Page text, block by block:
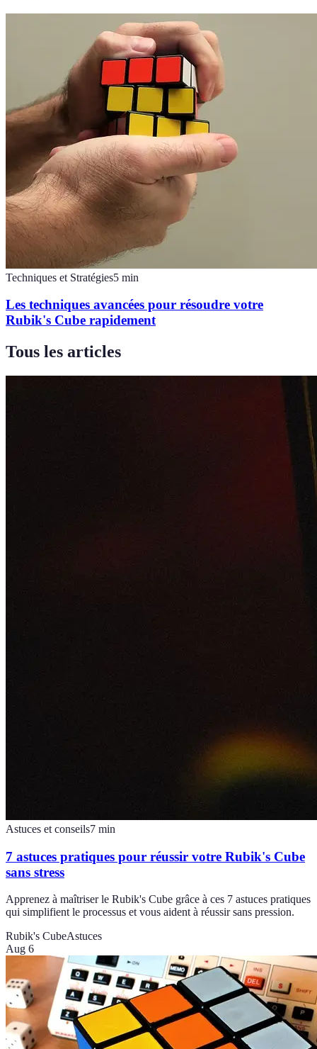
Techniques et Stratégies5 min
Les techniques avancées pour résoudre votre
Rubik's Cube rapidement
Tous les articles
Astuces et conseils7 min
7 astuces pratiques pour réussir votre Rubik's Cube
sans stress
Apprenez à maîtriser le Rubik's Cube grâce à ces 7 astuces pratiques
qui simplifient le processus et vous aident à réussir sans pression.
Rubik's CubeAstuces
Aug 6